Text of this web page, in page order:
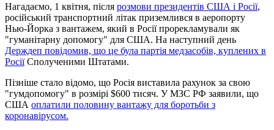
Нагадаємо, 1 квітня, після розмови президентів США і Росії,
російський транспортний літак приземлився в аеропорту
Нью-Йорка з вантажем, який в Росії прорекламували як
"гуманітарну допомогу" для США. На наступний день
Держдеп повідомив, що це була партія медзасобів, куплених в
РосіїСполученими Штатами.
Пізніше стало відомо, що Росія виставила рахунок за свою
"гумдопомогу" в розмірі $600 тисяч. У МЗС РФ заявили, що
США оплатили половину вантажу для боротьби з
коронавірусом.